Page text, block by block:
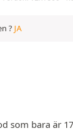
? JA
som bara är